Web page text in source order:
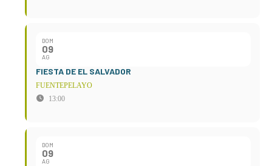
DOM
09
AG
FIESTA DE EL SALVADOR
FUENTEPELAYO
13:00
DOM
09
AG